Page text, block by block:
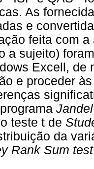
As
e
feita com
a sujeito)
Excell, de
e proceder
teste t de
da
Rank Sum test